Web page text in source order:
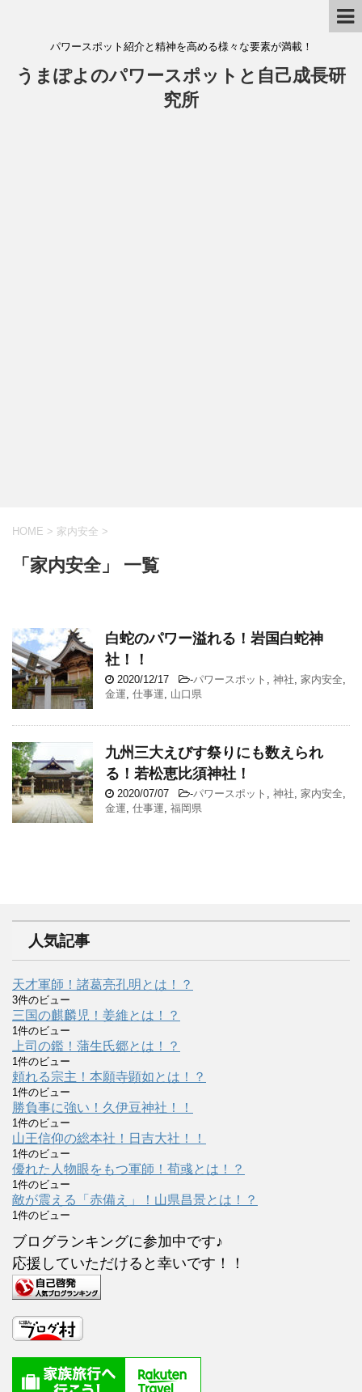
パワースポット紹介と精神を高める様々な要素が満載！
うまぽよのパワースポットと自己成長研
究所
HOME > 家内安全 >
「家内安全」 一覧
白蛇のパワー溢れる！岩国白蛇神
社！！
2020/12/17 -パワースポット 神社 家内安全
金運 仕事運 山口県
九州三大えびす祭りにも数えられ
る！若松恵比須神社！
2020/07/07 -パワースポット 神社 家内安全
金運 仕事運 福岡県
人気記事
天才軍師！諸葛亮孔明とは！？
3件のビュー
三国の麒麟児！姜維とは！？
1件のビュー
上司の鑑！蒲生氏郷とは！？
1件のビュー
頼れる宗主！本願寺顕如とは！？
1件のビュー
勝負事に強い！久伊豆神社！！
1件のビュー
山王信仰の総本社！日吉大社！！
1件のビュー
優れた人物眼をもつ軍師！荀彧とは！？
1件のビュー
敵が震える「赤備え」！山県昌景とは！？
1件のビュー
ブログランキングに参加中です♪
応援していただけると幸いです！！